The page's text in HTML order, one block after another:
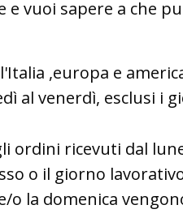
vuoi sapere a che
,europa e
al venerdì, esclusi i
ordini ricevuti dal
o il giorno
o la domenica